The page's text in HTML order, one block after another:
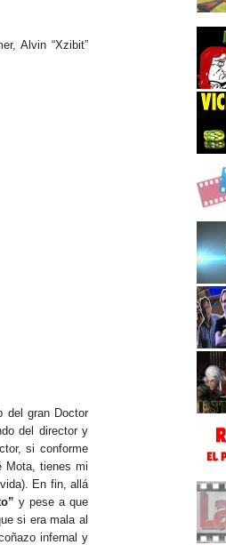
Alvin “Xzibit”
del gran Doctor
del director y
si conforme
Mota, tienes mi
En fin, allá
y pese a que
si era mala al
infernal y